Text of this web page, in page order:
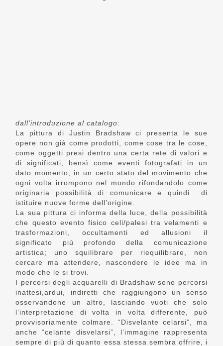
dall'introduzione al catalogo:
La pittura di Justin Bradshaw ci presenta le sue
opere non già come prodotti, come cose tra le cose,
come oggetti presi dentro una certa rete di valori e
di significati, bensì come eventi fotografati in un
dato momento, in un certo stato del movimento che
ogni volta irrompono nel mondo rifondandolo come
originaria possibilità di comunicare e quindi di
istituire nuove forme dell’origine.
La sua pittura ci informa della luce, della possibilità
che questo evento fisico celi/palesi tra velamenti e
trasformazioni, occultamenti ed allusioni il
significato più profondo della comunicazione
artistica; uno squilibrare per riequilibrare, non
cercare ma attendere, nascondere le idee ma in
modo che le si trovi.
I percorsi degli acquarelli di Bradshaw sono percorsi
inattesi,ardui, indiretti che raggiungono un senso
osservandone un altro, lasciando vuoti che solo
l’interpretazione di volta in volta differente, può
provvisoriamente colmare. “Disvelante celarsi”, ma
anche “celante disvelarsi”, l’immagine rappresenta
sempre di più di quanto essa stessa sembra offrire, i